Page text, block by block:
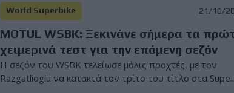
World Superbike 21/10/
MOTUL WSBK: Ξεκινάνε σήμερα τα
χειμερινά τεστ για την επόμενη σεζόν
Η σεζόν του WSBK τελείωσε μόλις προχτές, με τον
Razgatlioglu να κατακτά τον τρίτο του τίτλο στα